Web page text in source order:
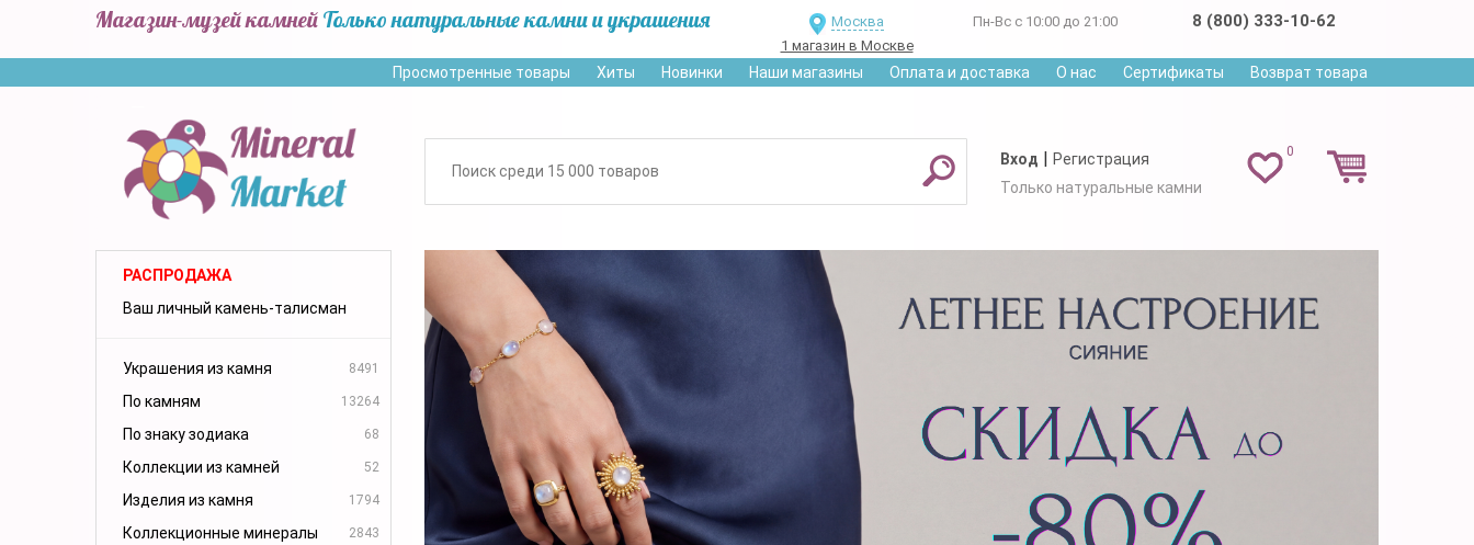
Магазин-музей камней Только натуральные камни и украшения
Москва
1 магазин в Москве
Пн-Вс с 10:00 до 21:00 8 (800) 333-10-62
Просмотренные товары Хиты Новинки Наши магазины Оплата и доставка О нас Сертификаты Возврат товара
0
Вход | Регистрация
Только натуральные камни
РАСПРОДАЖА
Ваш личный камень-талисман
Украшения из камня 8491
По камням 13264
По знаку зодиака 68
Коллекции из камней 52
Изделия из камня 1794
Коллекционные минералы 2843